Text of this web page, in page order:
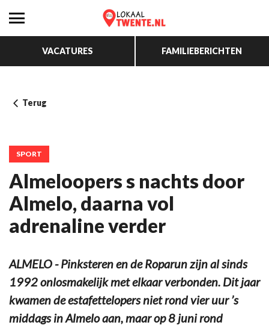
VACATURES FAMILIEBERICHTEN
Terug
SPORT
Almeloopers s nachts door
Almelo, daarna vol
adrenaline verder
ALMELO - Pinksteren en de Roparun zijn al sinds
1992 onlosmakelijk met elkaar verbonden. Dit jaar
kwamen de estafettelopers niet rond vier uur ’s
middags in Almelo aan, maar op 8 juni rond